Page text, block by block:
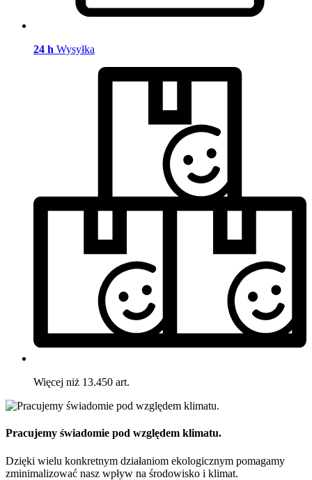
24 h Wysyłka
Więcej niż 13.450 art.
Pracujemy świadomie pod względem klimatu.
Dzięki wielu konkretnym działaniom ekologicznym pomagamy
zminimalizować nasz wpływ na środowisko i klimat.